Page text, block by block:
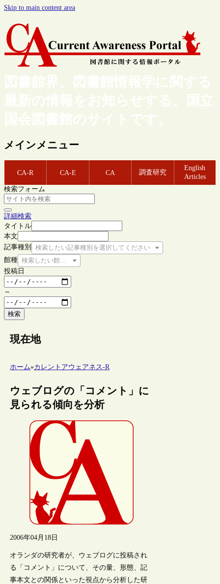
Skip to main content area
図書館界、図書館情報学に関する
最新の情報をお知らせする、国立
国会図書館のサイトです。
メインメニュー
CA-R CA-E CA 調査研究
English
Articles
検索フォーム
詳細検索
タイトル
本文
記事種別
検索したい記事種別を選択してください
館種 検索したい館種を選択してください
投稿日
～
検索
現在地
ホーム»カレントアウェアネス-R
ウェブログの「コメント」に
見られる傾向を分析
2006年04月18日
オランダの研究者が、ウェブログに投稿され
る「コメント」について、その量、形態、記
事本文との関係といった視点から分析した研